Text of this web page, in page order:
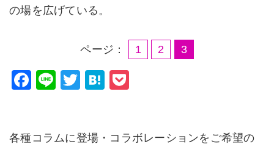
の場を広げている。
ページ： 1 2 3
F
e
Li
T
er
H
n
k
各種コラムに登場・コラボレーションをご希望の